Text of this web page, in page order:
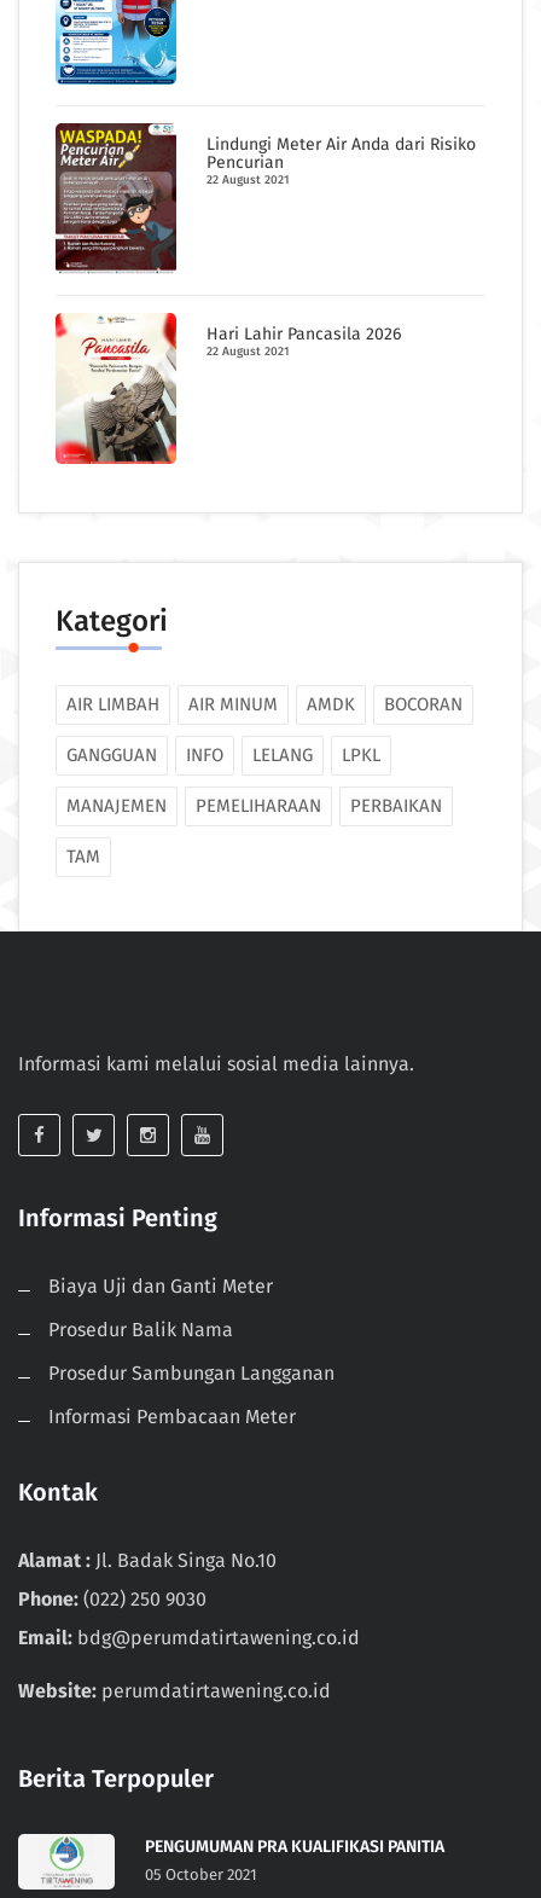
Lindungi Meter Air Anda dari Risiko
Pencurian
22 August 2021
Hari Lahir Pancasila 2026
22 August 2021
Kategori
AIR LIMBAH AIR MINUM AMDK BOCORAN
GANGGUAN INFO LELANG LPKL
MANAJEMEN PEMELIHARAAN PERBAIKAN
TAM
Informasi kami melalui sosial media lainnya.
Informasi Penting
Biaya Uji dan Ganti Meter
Prosedur Balik Nama
Prosedur Sambungan Langganan
Informasi Pembacaan Meter
Kontak
Alamat : Jl. Badak Singa No.10
Phone: (022) 250 9030
Email: bdg@perumdatirtawening.co.id
Website: perumdatirtawening.co.id
Berita Terpopuler
PENGUMUMAN PRA KUALIFIKASI PANITIA
05 October 2021